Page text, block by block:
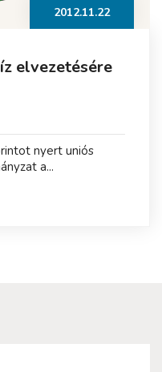
2012.11.22
elvezetésére
nyert uniós
a...